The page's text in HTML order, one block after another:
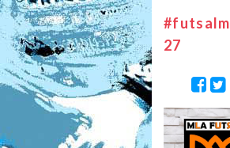
27